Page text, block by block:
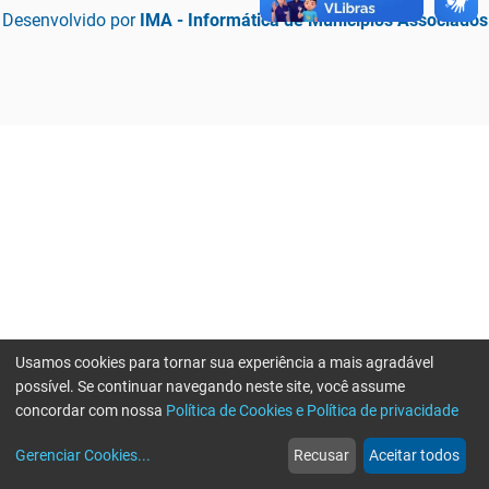
Desenvolvido por IMA - Informática de Municípios Associados
web
Notícias
more_horiz
Mais
Usamos cookies para tornar sua experiência a mais agradável
possível. Se continuar navegando neste site, você assume
concordar com nossa Política de Cookies e Política de privacidade
Gerenciar Cookies... Recusar Aceitar todos
Erro ao enviar informações, por favor tente novamente